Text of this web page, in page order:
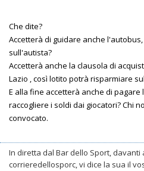
Che dite?
Accetterà di guidare anche
sull'autista?
Accetterà anche la clausola di
Lazio , così lotito potrà risparmiare
E alla fine accetterà anche di
raccogliere i soldi dai giocatori? Chi
convocato.
In diretta dal Bar dello Sport,
corrieredellosporc, vi dice la sua il